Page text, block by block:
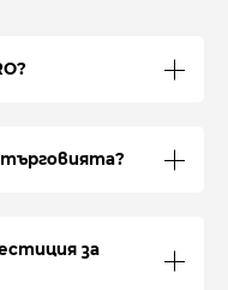
за